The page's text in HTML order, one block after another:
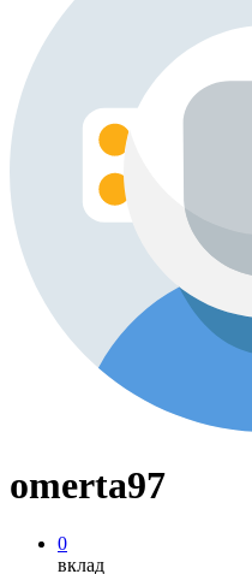
omerta97
0
вклад